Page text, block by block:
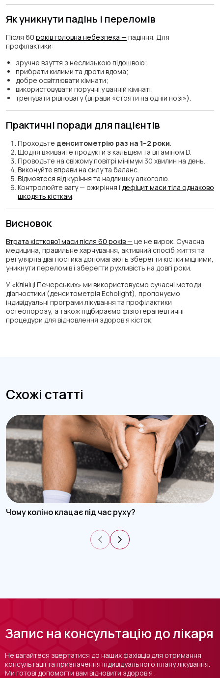
Як уникнути падінь і переломів
Після 60 років головна небезпека — падіння. Для
профілактики:
зручне взуття з неслизькою підошвою;
прибрати килими та дроти вдома;
добре освітлювати кімнати;
використовувати поручні у ванній кімнаті;
тренувати рівновагу (вправи «стояти на одній нозі»).
Практичні поради для пацієнтів
Проходьте денситометрію раз на 1–2 роки
Щодня вживайте продукти з кальцієм та вітаміном D.
Проводьте на свіжому повітрі мінімум 30 хвилин на день.
Виконуйте вправи на силу та баланс.
Відмовтеся від куріння та надлишку алкоголю.
Контролюйте вагу — ожиріння і дефіцит маси тіла однаково
шкодять кісткам
Висновок
Втрата кісткової маси після 60 років — це не вирок. Сучасна
медицина, правильне харчування, активний спосіб життя та
регулярна діагностика допомагають зберегти кістки міцними,
уникнути переломів і зберегти рухливість на довгі роки.
У «Клініці Печерських» ми використовуємо сучасні методи
діагностики (денситометрія Echolight), пропонуємо
індивідуальні програми лікування та профілактики
остеопорозу, а також підбираємо фізіотерапевтичні
процедури для відновлення здоров’я кісток.
Схожі статті
Чому коліно клацає під час руху?
Запис на консультацію до лікаря
Не вагайтеся звертатися до наших фахівців для отримання
консультації та призначення індивідуального плану лікування.
Ми готові допомогти вам відновити здоров’я .